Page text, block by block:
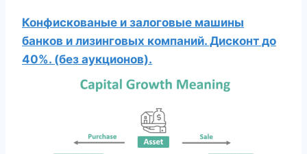
Конфискованые и залоговые машины
банков и лизинговых компаний. Дисконт до
40%. (без аукционов).